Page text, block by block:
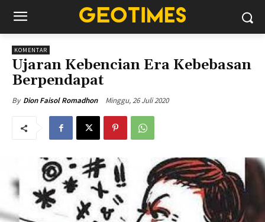
KOMENTAR
Ujaran Kebencian Era Kebebasan
Berpendapat
By Dion Faisol Romadhon Minggu, 26 Juli 2020